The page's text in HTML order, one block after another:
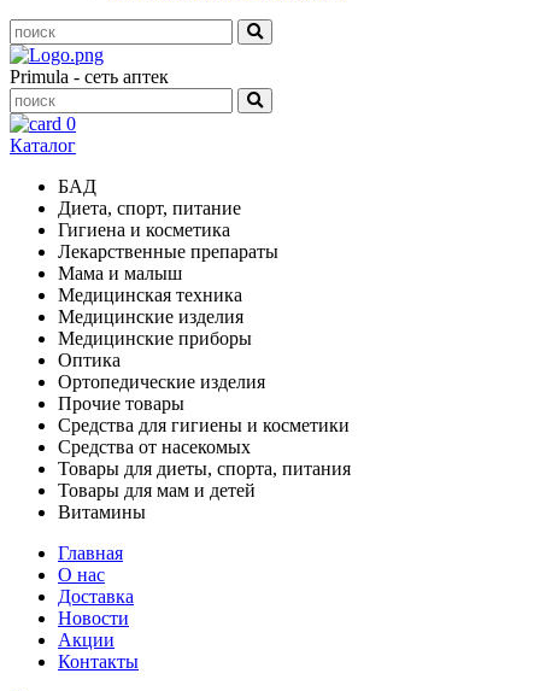
Primula - сеть аптек
0
Каталог
БАД
Диета, спорт, питание
Гигиена и косметика
Лекарственные препараты
Мама и малыш
Медицинская техника
Медицинские изделия
Медицинские приборы
Оптика
Ортопедические изделия
Прочие товары
Средства для гигиены и косметики
Средства от насекомых
Товары для диеты, спорта, питания
Товары для мам и детей
Витамины
Главная
О нас
Доставка
Новости
Акции
Контакты